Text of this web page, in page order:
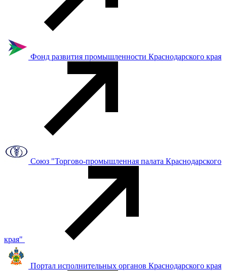
Фонд развития промышленности Краснодарского края
Союз "Торгово-промышленная палата Краснодарского
края"
Портал исполнительных органов Краснодарского края